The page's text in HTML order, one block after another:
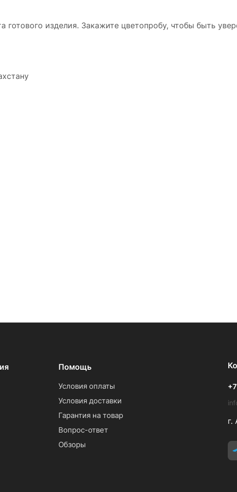
изделия. Закажите цветопробу, чтобы быть
Помощь
Условия оплаты
Условия доставки
Гарантия на товар
Вопрос-ответ
Обзоры
г.